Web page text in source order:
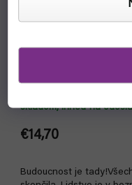
skladom, ihneď na
€14,70
Budoucnost je